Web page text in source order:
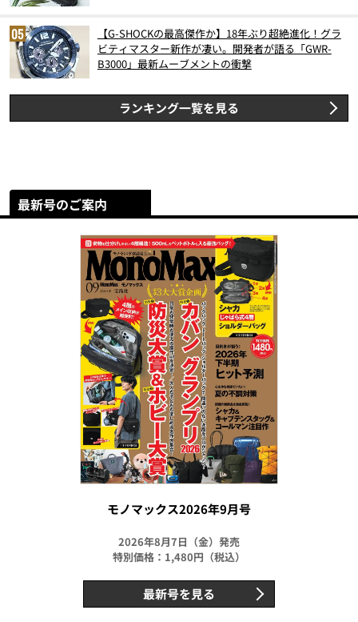
【G-SHOCKの最高傑作か】18年ぶり超絶進化！グラ
ビティマスター新作が凄い。開発者が語る「GWR-
B3000」最新ムーブメントの衝撃
ランキング一覧を見る
最新号のご案内
モノマックス2026年9月号
2026年8月7日（金）発売
特別価格：1,480円（税込）
最新号を見る